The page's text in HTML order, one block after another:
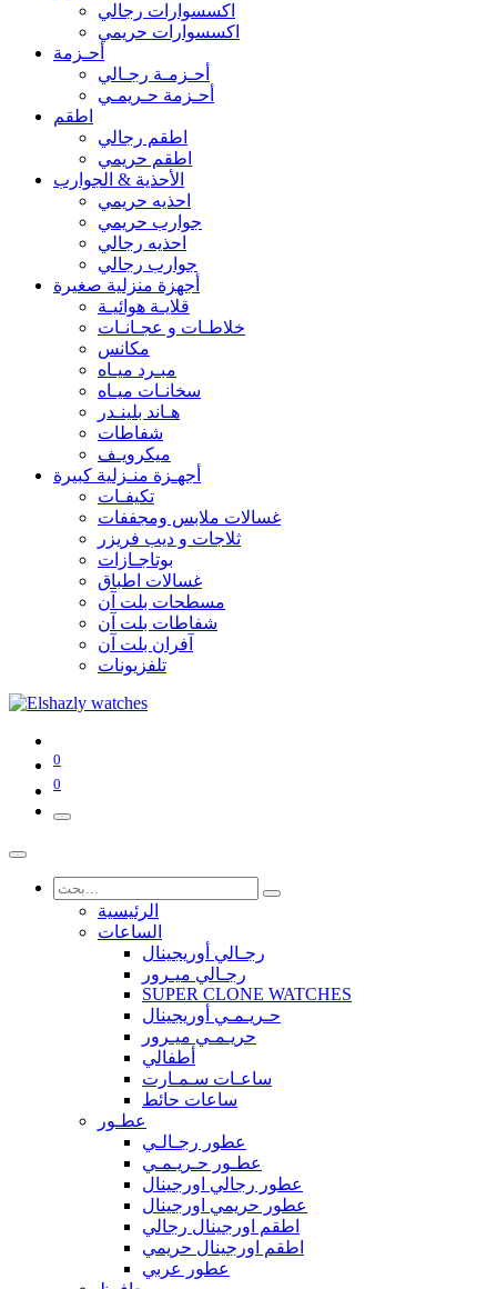
اكسسوارات رجالي
اكسسوارات حريمي
أحـزمة
أحـزمـة رجـالي
أحـزمة حـريمـي
اطقم
اطقم رجالي
اطقم حريمي
الأحذية & الجوارب
احذيه حريمي
جوارب حريمي
احذيه رجالي
جوارب رجالي
أجهزة منزلية صغيرة
قلايـة هوائيـة
خلاطـات و عجـانـات
مكانس
مبـرد ميـاه
سخانـات ميـاه
هـاند بلينـدر
شفاطات
ميكرويـف
أجهـزة منـزلية كبيرة
تكيفـات
غسالات ملابس ومجففات
ثلاجات و ديب فريزر
بوتاجـازات
غسالات اطباق
مسطحات بلت آن
شفاطات بلت آن
آفران بلت آن
تلفزيونات
0
0
الرئيسية
الساعات
رجـالي أوريجينال
رجـالي ميـرور
SUPER CLONE WATCHES
حـريـمـي أوريجينال
حريـمـي ميـرور
أطفالي
ساعـات سـمـارت
ساعات حائط
عطـور
عطور رجـالـي
عطـور حـريـمـي
عطور رجالي اورجينال
عطور حريمي اورجينال
اطقم اورجينال رجالي
اطقم اورجينال حريمي
عطور عربي